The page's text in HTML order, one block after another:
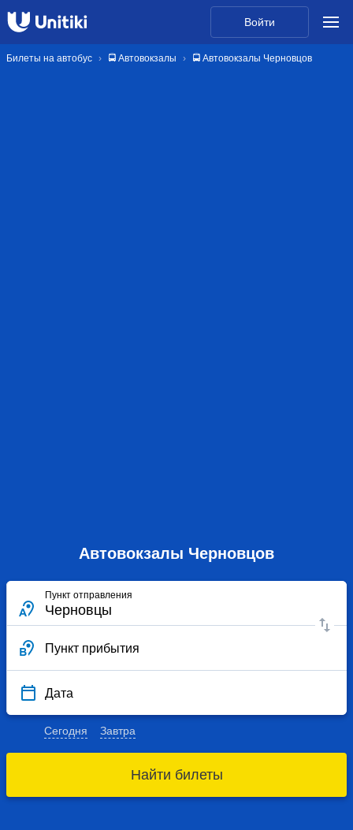
Войти
Билеты на автобус 🚍 Автовокзалы 🚍 Автовокзалы Черновцов
Автовокзалы Черновцов
Пункт отправления
Пункт прибытия
Дата
Сегодня Завтра
Найти билеты